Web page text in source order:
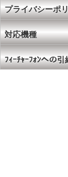
プライバシーポ
対応機種
ﾌｨｰﾁｬｰﾌｫﾝへの引